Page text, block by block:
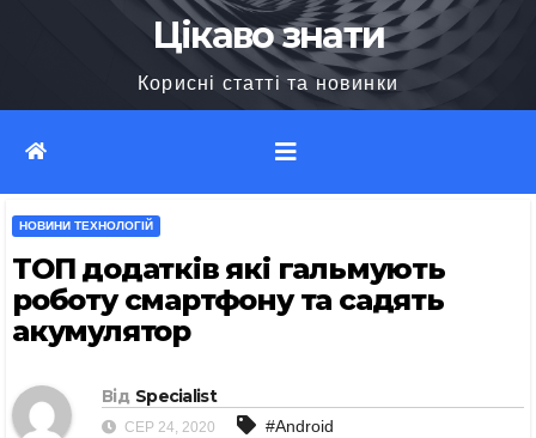
Цікаво знати
Корисні статті та новинки
НОВИНИ ТЕХНОЛОГІЙ
ТОП додатків які гальмують
роботу смартфону та садять
акумулятор
Від Specialist
СЕР 24, 2020 #Android